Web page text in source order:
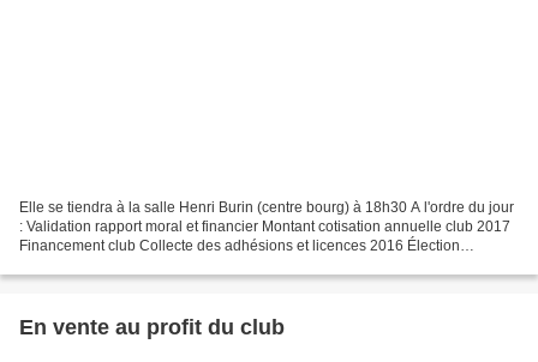
Elle se tiendra à la salle Henri Burin (centre bourg) à 18h30 A l'ordre du jour
: Validation rapport moral et financier Montant cotisation annuelle club 2017
Financement club Collecte des adhésions et licences 2016 Élection
En vente au profit du club